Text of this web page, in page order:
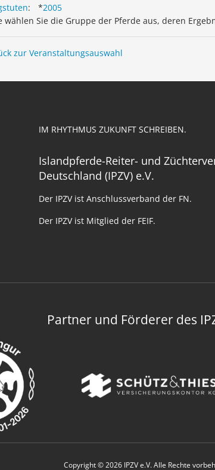
: *2005
wählen Sie die Gruppe der Pferde aus, deren
zur Veranstaltungsauswahl
IM RHYTHMUS ZUKUNFT SCHREIBEN.
Islandpferde-Reiter- und
Deutschland (IPZV) e.V.
Der IPZV ist Anschlussverband der FN.
Der IPZV ist Mitglied der FEIF.
Partner und Förderer des
Copyright © 2026 IPZV e.V. Alle Rechte